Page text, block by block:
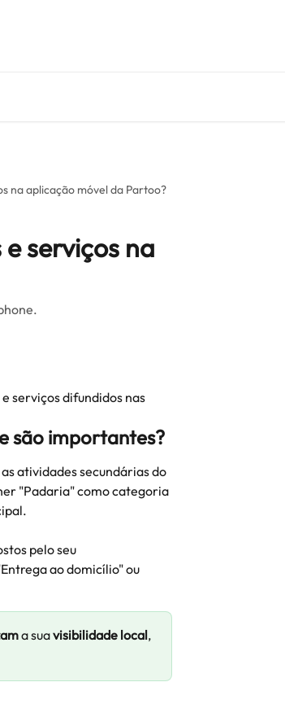
na aplicação móvel da Partoo?
serviços na
serviços difundidos nas
são importantes?
atividades secundárias do
"Padaria" como categoria
pelo seu
ao domicílio" ou
a sua visibilidade local,